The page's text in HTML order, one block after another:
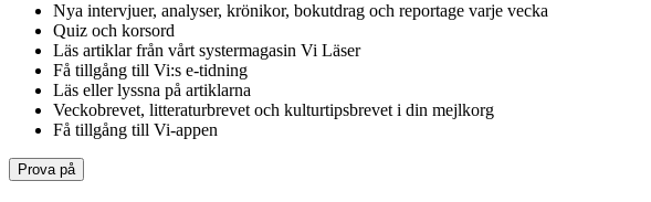
Nya intervjuer, analyser, krönikor, bokutdrag och reportage varje vecka
Quiz och korsord
Läs artiklar från vårt systermagasin Vi Läser
Få tillgång till Vi:s e-tidning
Läs eller lyssna på artiklarna
Veckobrevet, litteraturbrevet och kulturtipsbrevet i din mejlkorg
Få tillgång till Vi-appen
Prova på